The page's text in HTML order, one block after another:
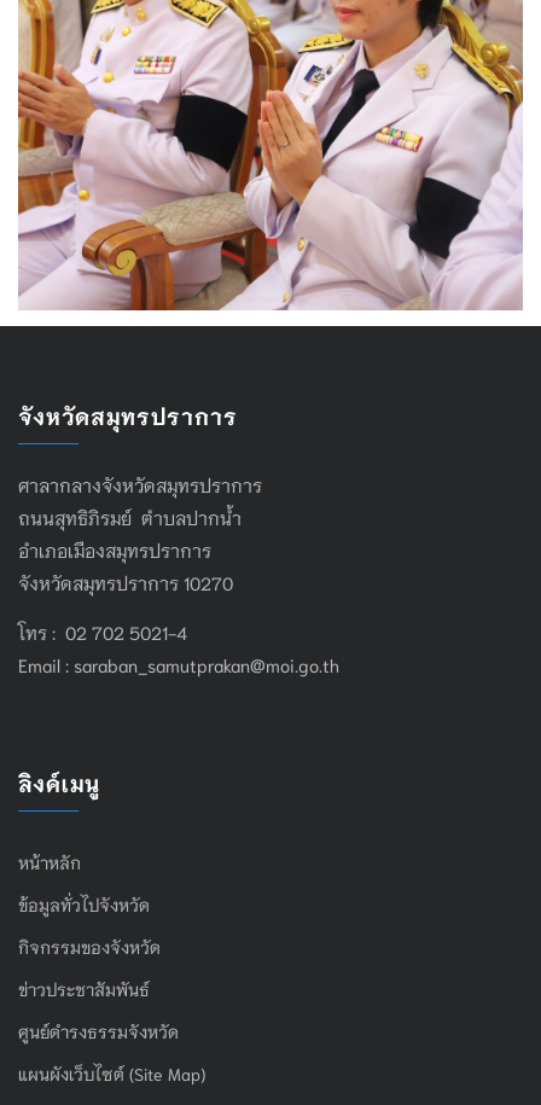
จังหวัดสมุทรปราการ
ศาลากลางจังหวัดสมุทรปราการ
ถนนสุทธิภิรมย์ ตำบลปากน้ำ
อำเภอเมืองสมุทรปราการ
จังหวัดสมุทรปราการ 10270
โทร : 02 702 5021-4
Email : saraban_samutprakan@moi.go.th
ลิงค์เมนู
หน้าหลัก
ข้อมูลทั่วไปจังหวัด
กิจกรรมของจังหวัด
ข่าวประชาสัมพันธ์
ศูนย์ดำรงธรรมจังหวัด
แผนผังเว็บไซต์ (Site Map)